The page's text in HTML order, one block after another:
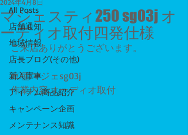
All Posts
店舗通知
地域情報
店長ブログ(その他)
新入庫車
アイテム商品紹介
キャンペーン企画
メンテナンス知識
マジェスティ250 sg03j オ
ーディオ取付四発仕様
2024年4月8日
ご来店ありがとうございます。
車種:マジェsg03j
作業内容:オーディオ取付